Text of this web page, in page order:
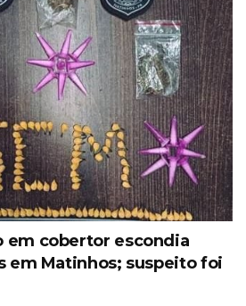
em cobertor escondia
em Matinhos; suspeito foi